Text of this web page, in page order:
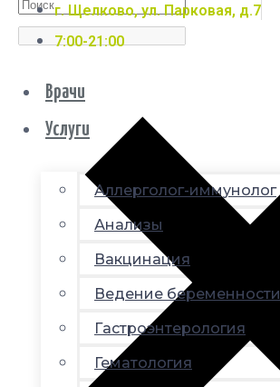
г. Щелково, ул. Парковая, д.7
7:00-21:00
Врачи
Услуги
Аллерголог-иммунолог
Анализы
Вакцинация
Ведение беременности
Гастроэнтерология
Гематология